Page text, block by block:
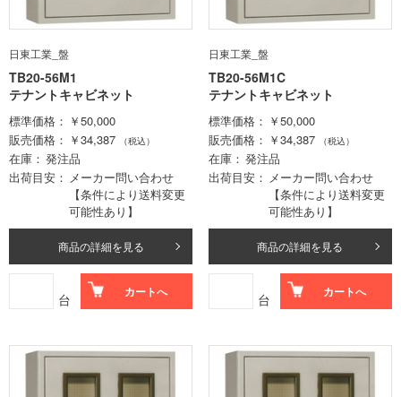
日東工業_盤
TB20-56M1
テナントキャビネット
標準価格
￥50,000
販売価格
￥34,387 （税込）
在庫
発注品
出荷目安
メーカー問い合わせ
【条件により送料変更
可能性あり】
商品の詳細を見る
台 カートへ
日東工業_盤
TB20-56M1C
テナントキャビネット
標準価格
￥50,000
販売価格
￥34,387 （税込）
在庫
発注品
出荷目安
メーカー問い合わせ
【条件により送料変更
可能性あり】
商品の詳細を見る
台 カートへ